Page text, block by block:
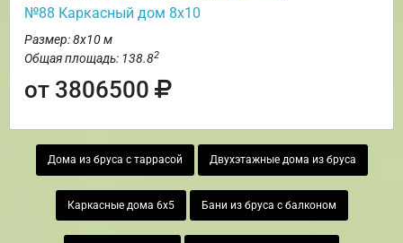
№88 Каркасный дом 8х10
Размер: 8х10 м
Общая площадь: 138.82
от 3806500
Дома из бруса с таррасой Двухэтажные дома из бруса
Каркасные дома 6х5 Бани из бруса с балконом